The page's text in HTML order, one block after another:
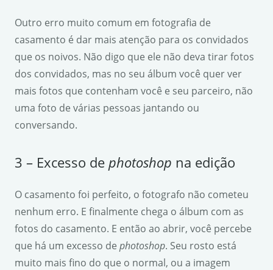
Outro erro muito comum em fotografia de
casamento é dar mais atenção para os convidados
que os noivos. Não digo que ele não deva tirar fotos
dos convidados, mas no seu álbum você quer ver
mais fotos que contenham você e seu parceiro, não
uma foto de várias pessoas jantando ou
conversando.
3 – Excesso de photoshop na edição
O casamento foi perfeito, o fotografo não cometeu
nenhum erro. E finalmente chega o álbum com as
fotos do casamento. E então ao abrir, você percebe
que há um excesso de photoshop. Seu rosto está
muito mais fino do que o normal, ou a imagem